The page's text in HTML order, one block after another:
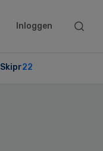
Inloggen
Search
Skipr22